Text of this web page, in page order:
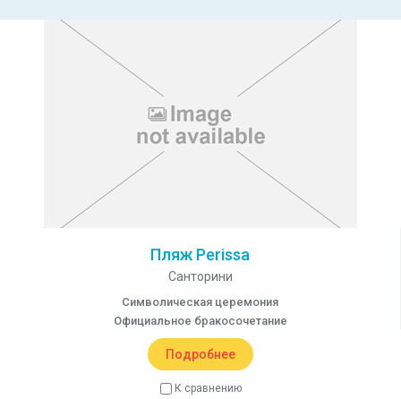
Пляж Perissa
Санторини
Символическая церемония
Официальное бракосочетание
Подробнее
К сравнению